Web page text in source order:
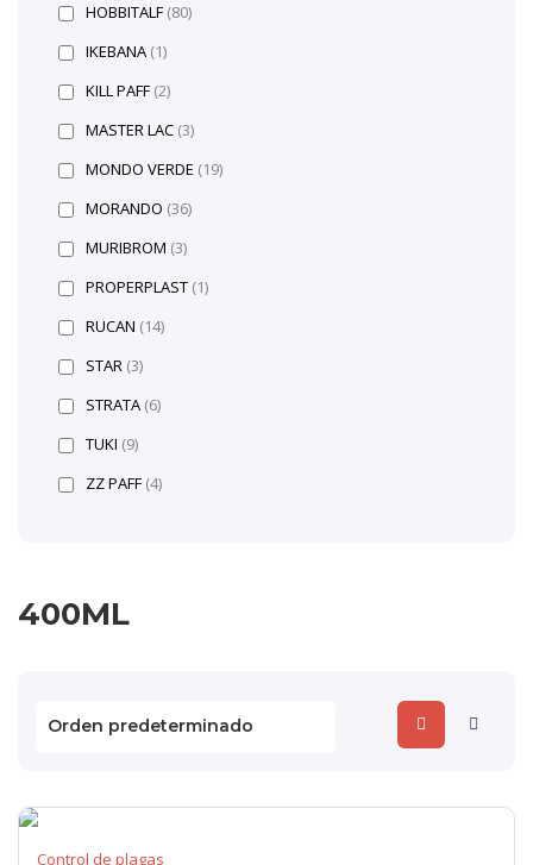
400ML
Control de plagas
HOBBITALF (80)
IKEBANA (1)
KILL PAFF (2)
MASTER LAC (3)
MONDO VERDE (19)
MORANDO (36)
MURIBROM (3)
PROPERPLAST (1)
RUCAN (14)
STAR (3)
STRATA (6)
TUKI (9)
ZZ PAFF (4)